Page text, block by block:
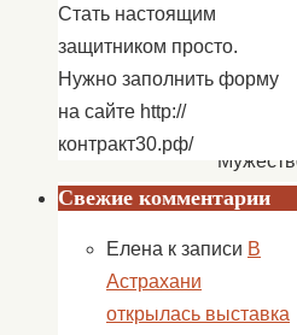
воинов-
и
не
жизни,
Стать настоящим
защитником просто.
Нужно заполнить форму
на сайте http://
контракт30.рф/
Свежие комментарии
Елена к записи В
Астрахани
открылась выставка